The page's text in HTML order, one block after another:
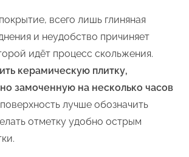
всего лишь глиняная
и неудобство причиняет
идёт процесс скольжения.
керамическую плитку,
замоченную на несколько часов
лучше обозначить
отметку удобно острым